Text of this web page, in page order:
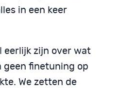
in een keer
eerlijk zijn over wat
geen finetuning op
We zetten de